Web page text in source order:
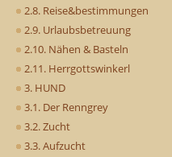
2.8. Reise&bestimmungen
2.9. Urlaubsbetreuung
2.10. Nähen & Basteln
2.11. Herrgottswinkerl
3. HUND
3.1. Der Renngrey
3.2. Zucht
3.3. Aufzucht